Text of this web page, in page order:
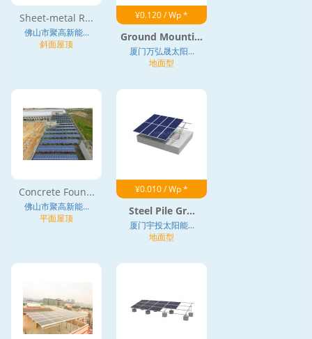
Sheet-metal R...
佛山市聚高新能...
斜面屋顶
¥0.120 / Wp *
Ground Mounti...
厦门万弘晟太阳...
地面型
Concrete Foun...
佛山市聚高新能...
平面屋顶
¥0.010 / Wp *
Steel Pile Gr...
厦门宇投太阳能...
地面型